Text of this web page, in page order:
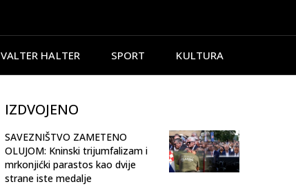
VALTER HALTER SPORT KULTURA
IZDVOJENO
SAVEZNIŠTVO ZAMETENO
OLUJOM: Kninski trijumfalizam i
mrkonjićki parastos kao dvije
strane iste medalje